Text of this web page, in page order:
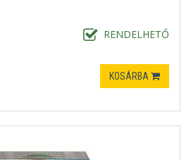
RENDELHETŐ
KOSÁRBA